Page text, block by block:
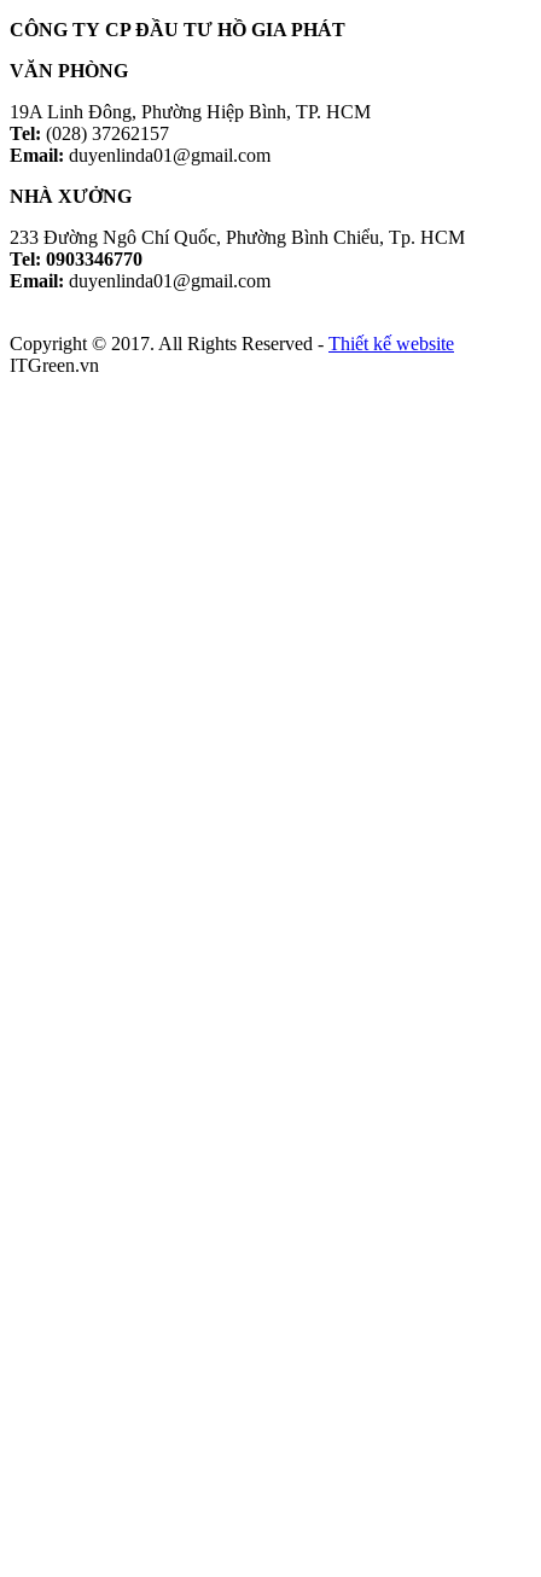
CÔNG TY CP ĐẦU TƯ HỒ GIA PHÁT
VĂN PHÒNG
19A Linh Đông, Phường Hiệp Bình, TP. HCM
Tel: (028) 37262157
Email: duyenlinda01@gmail.com
NHÀ XƯỞNG
233 Đường Ngô Chí Quốc, Phường Bình Chiểu, Tp. HCM
Tel: 0903346770
Email: duyenlinda01@gmail.com
Copyright © 2017. All Rights Reserved - Thiết kế website
ITGreen.vn